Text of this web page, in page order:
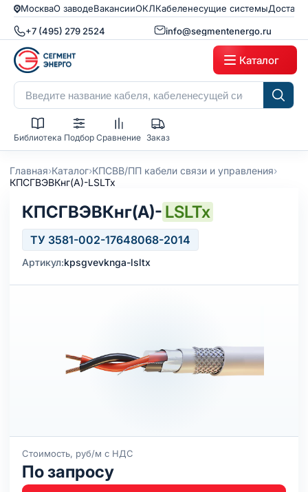
МоскваО заводеВакансииОКЛКабеленесущие системы
+7 (495) 279 2524 info@segmentenergo.ru
Каталог
Библиотека Подбор Сравнение Заказ
Главная›Каталог›КПСВВ/ПП кабели связи и управления›
КПСГВЭВКнг(А)-LSLTx
КПСГВЭВКнг(А)- LSLTx
ТУ 3581-002-17648068-2014
Артикул:kpsgvevknga-lsltx
Стоимость, руб/м с НДС
По запросу